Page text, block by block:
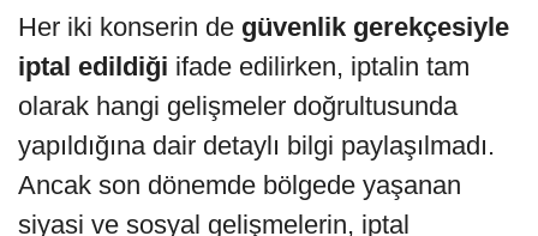
Her iki konserin de güvenlik gerekçesiyle
iptal edildiği ifade edilirken, iptalin tam
olarak hangi gelişmeler doğrultusunda
yapıldığına dair detaylı bilgi paylaşılmadı.
Ancak son dönemde bölgede yaşanan
siyasi ve sosyal gelişmelerin, iptal